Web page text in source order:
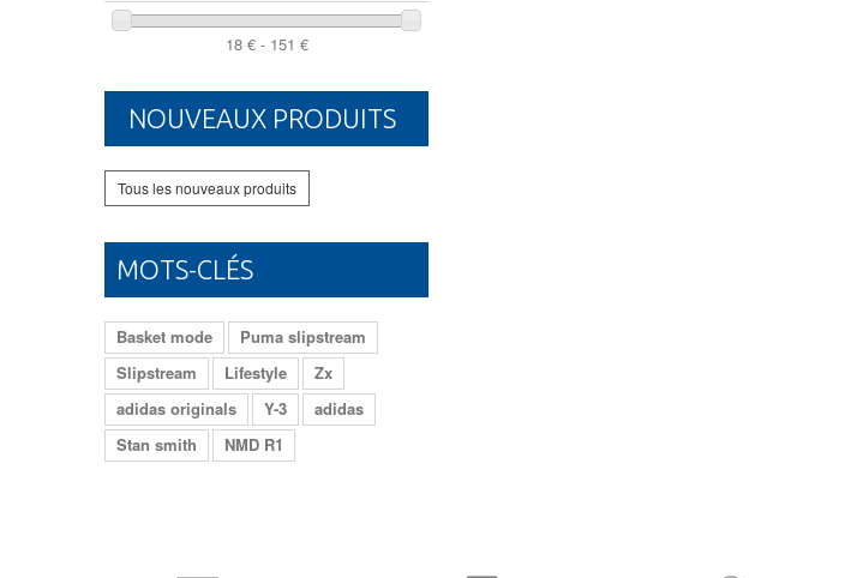
18 € - 151 €
NOUVEAUX PRODUITS
Tous les nouveaux produits
MOTS-CLÉS
Basket mode
Puma slipstream
Slipstream
Lifestyle
Zx
adidas originals
Y-3
adidas
Stan smith
NMD R1